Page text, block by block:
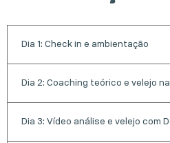
Dia 1: Check in e ambientação
Dia 2: Coaching teórico e velejo
Dia 3: Vídeo análise e velejo com